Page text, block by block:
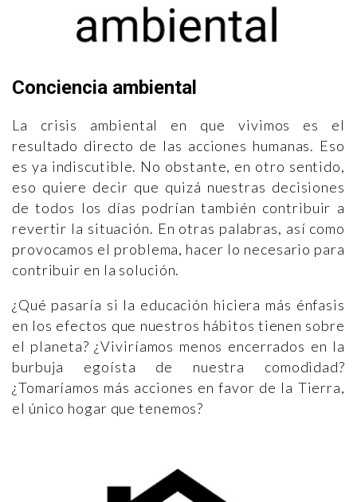
Conciencia ambiental
La crisis ambiental en que vivimos es el
resultado directo de las acciones humanas. Eso
es ya indiscutible. No obstante, en otro sentido,
eso quiere decir que quizá nuestras decisiones
de todos los días podrían también contribuir a
revertir la situación. En otras palabras, así como
provocamos el problema, hacer lo necesario para
contribuir en la solución.
¿Qué pasaría si la educación hiciera más énfasis
en los efectos que nuestros hábitos tienen sobre
el planeta? ¿Viviríamos menos encerrados en la
burbuja egoísta de nuestra comodidad?
¿Tomaríamos más acciones en favor de la Tierra,
el único hogar que tenemos?